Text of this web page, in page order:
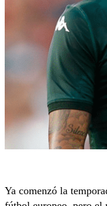
Ya comenzó la